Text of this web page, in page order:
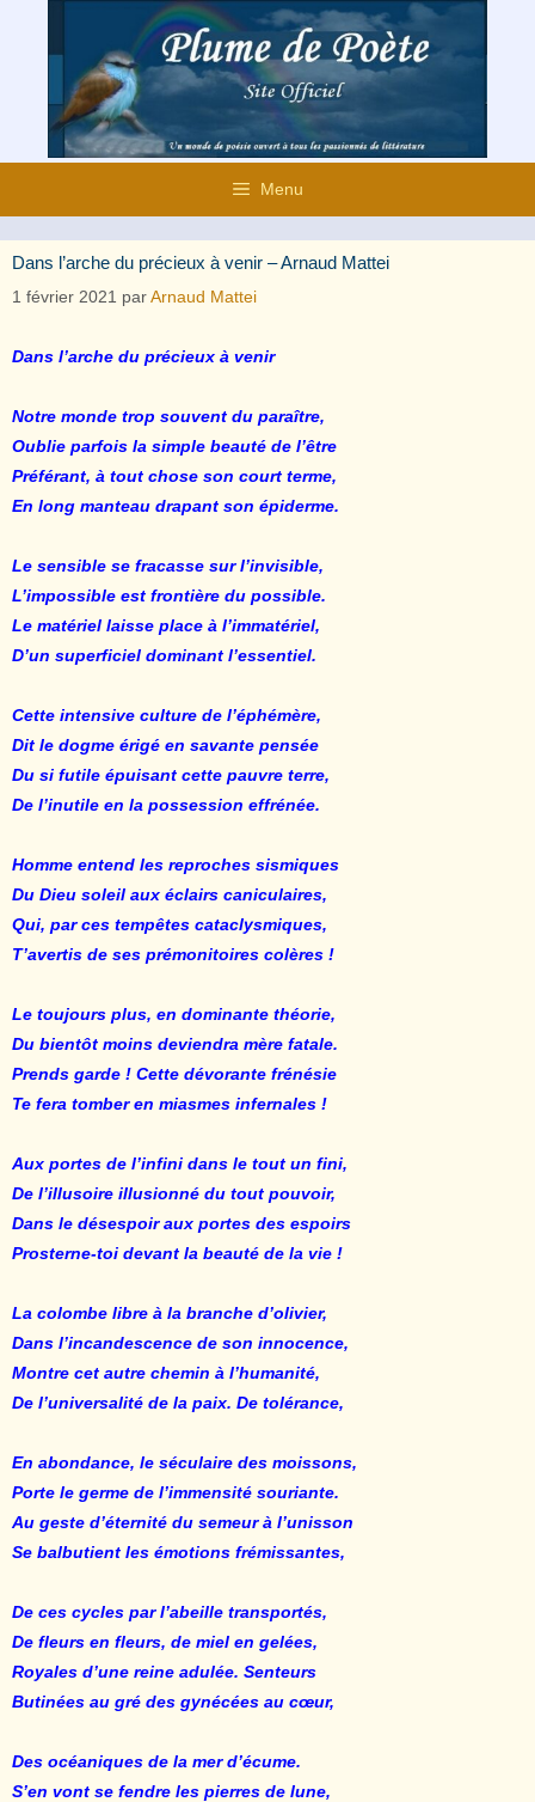
contenu
Menu
Dans l’arche du précieux à venir – Arnaud Mattei
1 février 2021 parArnaud Mattei
Dans l’arche du précieux à venir
Notre monde trop souvent du paraître,
Oublie parfois la simple beauté de l’être
Préférant, à tout chose son court terme,
En long manteau drapant son épiderme.
Le sensible se fracasse sur l’invisible,
L’impossible est frontière du possible.
Le matériel laisse place à l’immatériel,
D’un superficiel dominant l’essentiel.
Cette intensive culture de l’éphémère,
Dit le dogme érigé en savante pensée
Du si futile épuisant cette pauvre terre,
De l’inutile en la possession effrénée.
Homme entend les reproches sismiques
Du Dieu soleil aux éclairs caniculaires,
Qui, par ces tempêtes cataclysmiques,
T’avertis de ses prémonitoires colères !
Le toujours plus, en dominante théorie,
Du bientôt moins deviendra mère fatale.
Prends garde ! Cette dévorante frénésie
Te fera tomber en miasmes infernales !
Aux portes de l’infini dans le tout un fini,
De l’illusoire illusionné du tout pouvoir,
Dans le désespoir aux portes des espoirs
Prosterne-toi devant la beauté de la vie !
La colombe libre à la branche d’olivier,
Dans l’incandescence de son innocence,
Montre cet autre chemin à l’humanité,
De l’universalité de la paix. De tolérance,
En abondance, le séculaire des moissons,
Porte le germe de l’immensité souriante.
Au geste d’éternité du semeur à l’unisson
Se balbutient les émotions frémissantes,
De ces cycles par l’abeille transportés,
De fleurs en fleurs, de miel en gelées,
Royales d’une reine adulée. Senteurs
Butinées au gré des gynécées au cœur,
Des océaniques de la mer d’écume.
S’en vont se fendre les pierres de lune,